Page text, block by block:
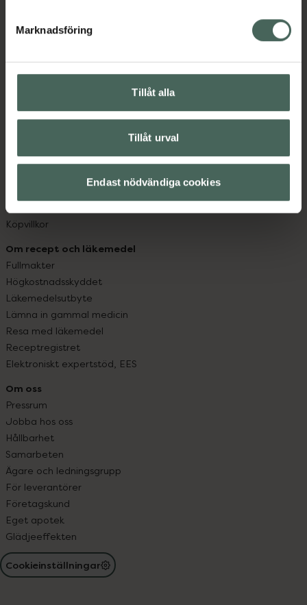
Marknadsföring
Tillåt alla
Tillåt urval
Endast nödvändiga cookies
hjälpa just dig att må lite bättre. Välkommen att prata
Kundservice
Vanliga frågor
Leverans, betalning och retur
App
Köpvillkor
Om recept och läkemedel
Fullmakter
Högkostnadsskyddet
Läkemedelsutbyte
Lämna in gammal medicin
Resa med läkemedel
Receptregistret
Elektroniskt expertstöd, EES
Om oss
Pressrum
Jobba hos oss
Hållbarhet
Samarbeten
Ägare och ledningsgrupp
För leverantörer
Företagskund
Eget apotek
Glädjeeffekten
Cookieinställningar